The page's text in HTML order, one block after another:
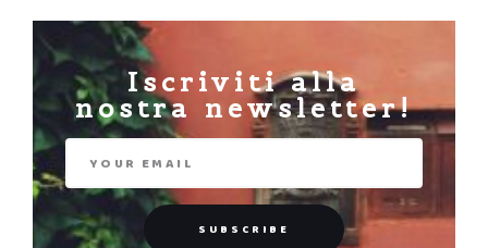
Iscriviti alla
nostra newsletter!